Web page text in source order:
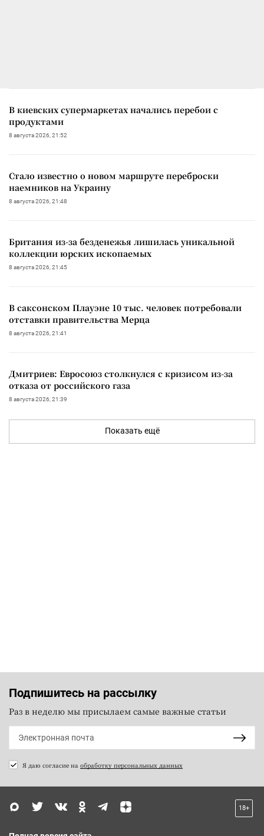
В киевских супермаркетах начались перебои с
продуктами
8 августа 2026, 21:52
Стало известно о новом маршруте переброски
наемников на Украину
8 августа 2026, 21:48
Британия из-за безденежья лишилась уникальной
коллекции юрских ископаемых
8 августа 2026, 21:45
В саксонском Плауэне 10 тыс. человек потребовали
отставки правительства Мерца
8 августа 2026, 21:41
Дмитриев: Евросоюз столкнулся с кризисом из-за
отказа от российского газа
8 августа 2026, 21:39
Показать ещё
Подпишитесь на рассылку
Раз в неделю мы присылаем самые важные статьи
Я даю согласие на обработку персональных данных
18+